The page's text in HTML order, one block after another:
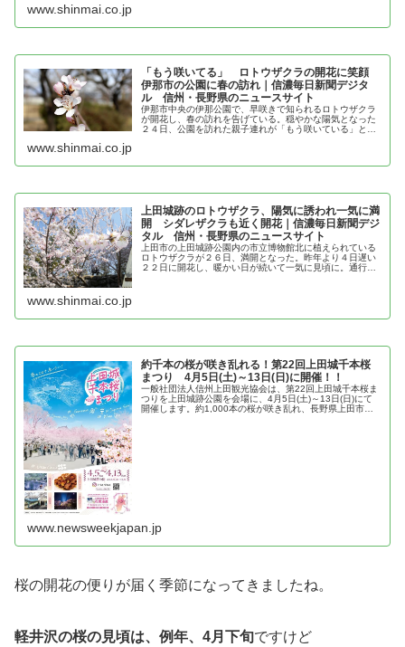
www.shinmai.co.jp
「もう咲いてる」 ロトウザクラの開花に笑顔
伊那市の公園に春の訪れ｜信濃毎日新聞デジタ
ル 信州・長野県のニュースサイト
伊那市中央の伊那公園で、早咲きで知られるロトウザクラ
が開花し、春の訪れを告げている。穏やかな陽気となった
２４日、公園を訪れた親子連れが「もう咲いている」と枝
www.shinmai.co.jp
上田城跡のロトウザクラ、陽気に誘われ一気に満
開 シダレザクラも近く開花｜信濃毎日新聞デジ
タル 信州・長野県のニュースサイト
上田市の上田城跡公園内の市立博物館北に植えられている
ロトウザクラが２６日、満開となった。昨年より４日遅い
２２日に開花し、暖かい日が続いて一気に見頃に。通行人
www.shinmai.co.jp
約千本の桜が咲き乱れる！第22回上田城千本桜
まつり 4月5日(土)～13日(日)に開催！！
一般社団法人信州上田観光協会は、第22回上田城千本桜ま
つりを上田城跡公園を会場に、4月5日(土)～13日(日)にて
開催します。約1,000本の桜が咲き乱れ、長野県上田市の
www.newsweekjapan.jp
桜の開花の便りが届く季節になってきましたね。
軽井沢の桜の見頃は、例年、4月下旬ですけど